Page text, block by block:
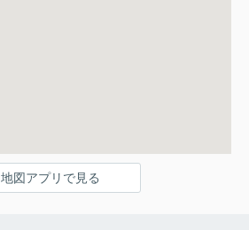
地図アプリで見る